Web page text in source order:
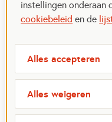
instellingen onderaan
cookiebeleid en de
Alles accepteren
Alles weigeren